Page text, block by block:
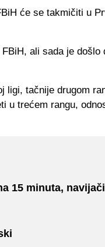
će se takmičiti u
ali sada je došlo
ligi, tačnije drugom
u trećem rangu,
15 minuta, navijači